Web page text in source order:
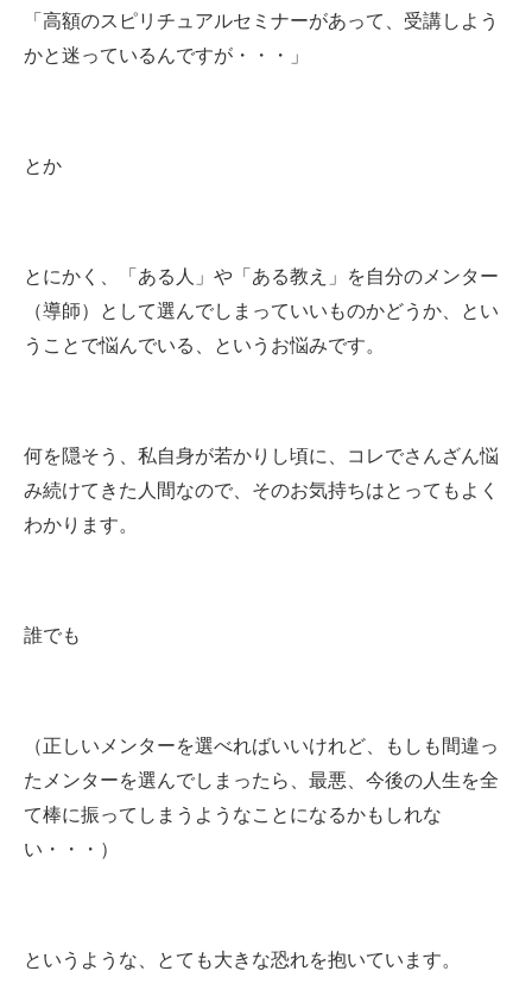
「高額のスピリチュアルセミナーがあって、受講しよう
かと迷っているんですが・・・」
とか
とにかく、「ある人」や「ある教え」を自分のメンター
（導師）として選んでしまっていいものかどうか、とい
うことで悩んでいる、というお悩みです。
何を隠そう、私自身が若かりし頃に、コレでさんざん悩
み続けてきた人間なので、そのお気持ちはとってもよく
わかります。
誰でも
（正しいメンターを選べればいいけれど、もしも間違っ
たメンターを選んでしまったら、最悪、今後の人生を全
て棒に振ってしまうようなことになるかもしれな
い・・・）
というような、とても大きな恐れを抱いています。